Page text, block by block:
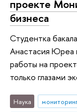
проекте
бизнеса
Студентка
Анастасия Юреа
работы на
только глазами
Наука